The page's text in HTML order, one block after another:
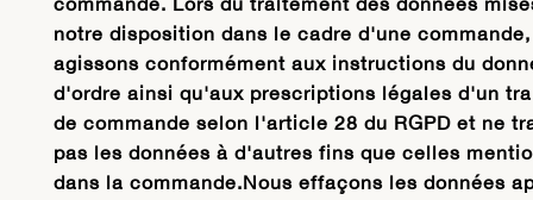
notre disposition dans le cadre d'une
agissons conformément aux instructions du
d'ordre ainsi qu'aux prescriptions légales d'un
de commande selon l'article 28 du RGPD et ne
pas les données à d'autres fins que celles
dans la commande.Nous effaçons les données